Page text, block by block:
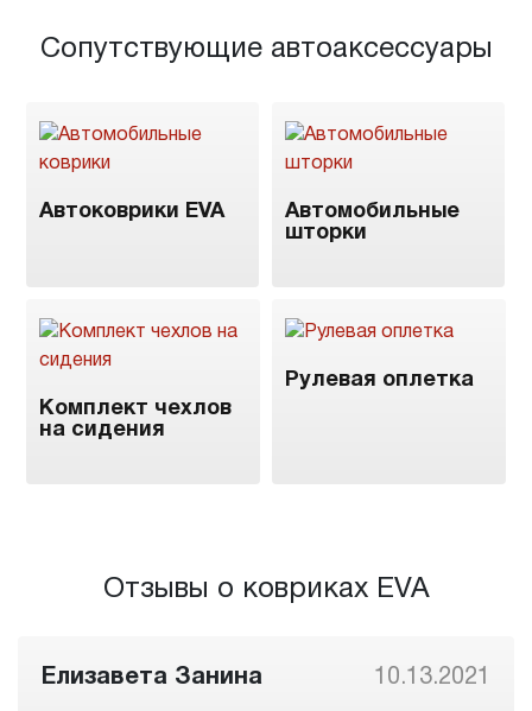
Сопутствующие автоаксессуары
Автоковрики EVA
Автомобильные
шторки
Комплект чехлов
на сидения
Рулевая оплетка
Отзывы о ковриках EVA
Елизавета Занина 10.13.2021